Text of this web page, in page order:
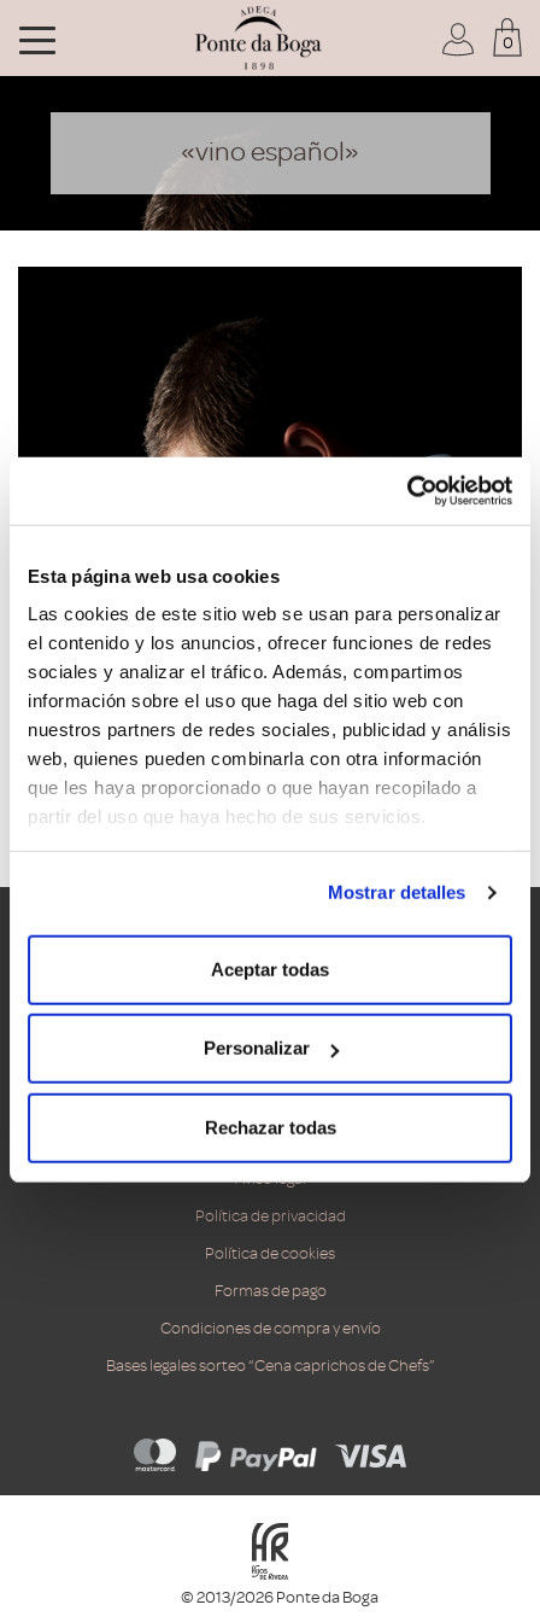
Esta página web usa cookies
Las cookies de este sitio web se usan para personalizar
el contenido y los anuncios, ofrecer funciones de redes
sociales y analizar el tráfico. Además, compartimos
información sobre el uso que haga del sitio web con
nuestros partners de redes sociales, publicidad y análisis
web, quienes pueden combinarla con otra información
que les haya proporcionado o que hayan recopilado a
partir del uso que haya hecho de sus servicios.
Mostrar detalles
Aceptar todas
Personalizar
Rechazar todas
ACCEDER
0
«vino español»
WINEGOSSIPFROMSPAIN.COM, EL
SABOR INGLÉS DEL VINO ESPAÑOL…
POR UN GALLEGO
Aviso legal
Política de privacidad
Política de cookies
Formas de pago
Condiciones de compra y envío
Bases legales sorteo “Cena caprichos de Chefs”
© 2013/2026 Ponte da Boga